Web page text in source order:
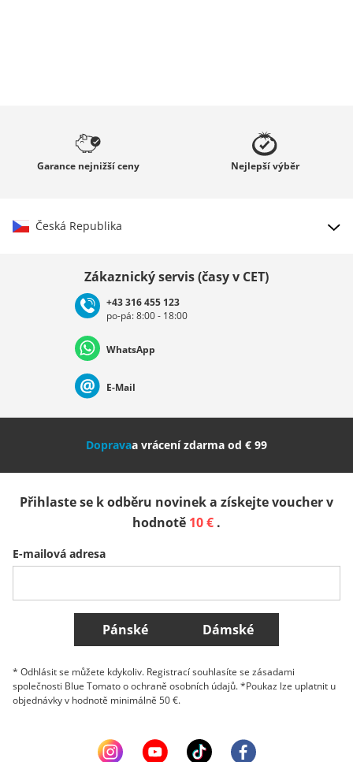
Garance nejnižší ceny Nejlepšívýběr
Česká Republika
Deutschland Österreich
Nederland Italia (Italiano) Italien (Deutsch)
Slovenija
Belgique (Français) Danmark Norge
Všechny země
Zákaznický servis (časy v CET)
+43 316 455 123
po-pá: 8:00 - 18:00
WhatsApp
E-Mail
Dopravaa vrácení zdarma od € 99
Přihlaste se k odběru novinek a získejte voucher v
hodnotě 10 € .
E-mailová adresa
Pánské Dámské
* Odhlásit se můžete kdykoliv. Registrací souhlasíte se zásadami
společnosti Blue Tomato o ochraně osobních údajů. *Poukaz lze uplatnit u
objednávky v hodnotě minimálně 50 €.